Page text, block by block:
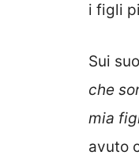
i figli
Sui
che
mia
avuto